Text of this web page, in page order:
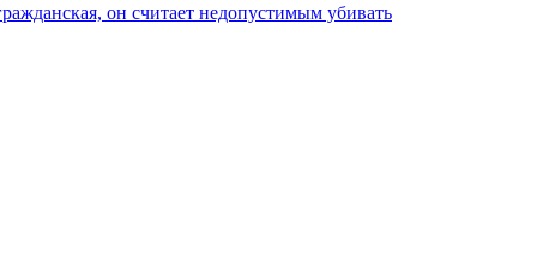
он считает недопустимым убивать